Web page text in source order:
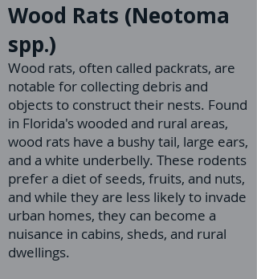
Wood Rats (Neotoma
spp.)
Wood rats, often called packrats, are
notable for collecting debris and
objects to construct their nests. Found
in Florida's wooded and rural areas,
wood rats have a bushy tail, large ears,
and a white underbelly. These rodents
prefer a diet of seeds, fruits, and nuts,
and while they are less likely to invade
urban homes, they can become a
nuisance in cabins, sheds, and rural
dwellings.